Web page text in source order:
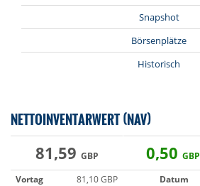
Snapshot
Börsenplätze
Historisch
NETTOINVENTARWERT (NAV)
81,59 GBP 0,50 GBP
Vortag
81,10 GBP Datum